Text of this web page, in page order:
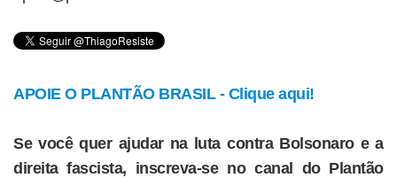
APOIE O PLANTÃO BRASIL - Clique aqui!
Se você quer ajudar na luta contra Bolsonaro e a
direita fascista, inscreva-se no canal do Plantão